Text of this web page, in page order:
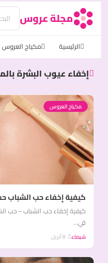
مجلة عروس
الرئيسية مكياج العروس
إخفاء عيوب البشرة
مكياج العروس
كيفية إخفاء حب الشباب
كيفية إخفاء حب الشباب – حب
في...
شيماء